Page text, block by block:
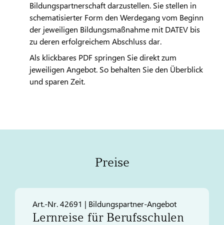
Bildungspartnerschaft darzustellen. Sie stellen in
schematisierter Form den Werdegang vom Beginn
der jeweiligen Bildungsmaßnahme mit DATEVbis
zu deren erfolgreichem Abschluss dar.
Als klickbares PDF springen Sie direkt zum
jeweiligen Angebot. So behalten Sie den Überblick
und sparen Zeit.
Preise
Art.-Nr. 42691 | Bildungspartner-Angebot
Lernreise für Berufsschulen